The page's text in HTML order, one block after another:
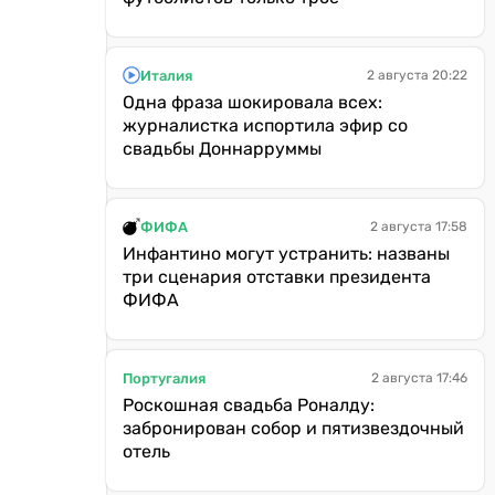
Италия 2 августа 20:22
Одна фраза шокировала всех:
журналистка испортила эфир со
свадьбы Доннарруммы
ФИФА 2 августа 17:58
Инфантино могут устранить: названы
три сценария отставки президента
ФИФА
Португалия 2 августа 17:46
Роскошная свадьба Роналду:
забронирован собор и пятизвездочный
отель